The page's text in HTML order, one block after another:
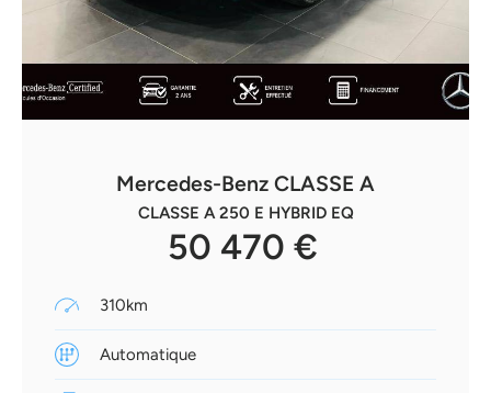
Mercedes-Benz CLASSE A
CLASSE A 250 E HYBRID EQ
50 470 €
310km
Automatique